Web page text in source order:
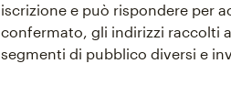
iscrizione e può rispondere per
confermato, gli indirizzi raccolti
segmenti di pubblico diversi e